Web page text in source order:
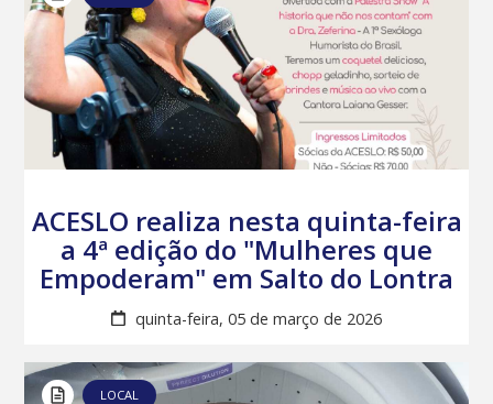
ACESLO realiza nesta quinta-feira
a 4ª edição do "Mulheres que
Empoderam" em Salto do Lontra
quinta-feira, 05 de março de 2026
LOCAL